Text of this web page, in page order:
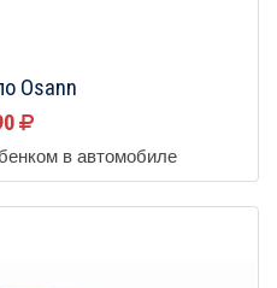
Osann
в автомобиле